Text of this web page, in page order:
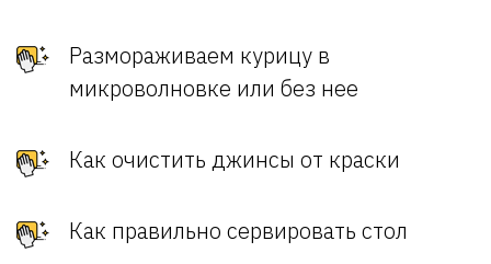
Размораживаем курицу в
микроволновке или без нее
Как очистить джинсы от краски
Как правильно сервировать стол